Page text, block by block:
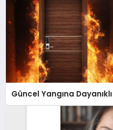
Güncel Yangına